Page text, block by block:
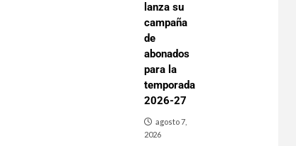
lanza su
campaña
de
abonados
para la
temporada
2026-27
agosto 7,
2026